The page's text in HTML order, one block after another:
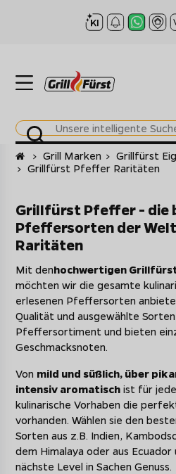
Startseite
> Grill Marken > Grillfürst
> Grillfürst Pfeffer Raritäten
Grillfürst Pfeffer - die
Pfeffersorten der
Raritäten
Mit denhochwertigen
möchten wir die gesamte
erlesenen Pfeffersorten
Qualität und ausgewählte
Pfeffersortiment und bieten
Geschmacksnoten.
Von mild und süßlich, über
intensiv aromatisch ist für
kulinarische Vorhaben die
vorhanden. Wählen sie den
Sorten aus z.B. Indien,
dem Himalaya oder aus
nächste Level in Sachen Genuss.